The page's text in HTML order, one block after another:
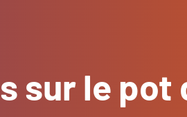
sur le pot